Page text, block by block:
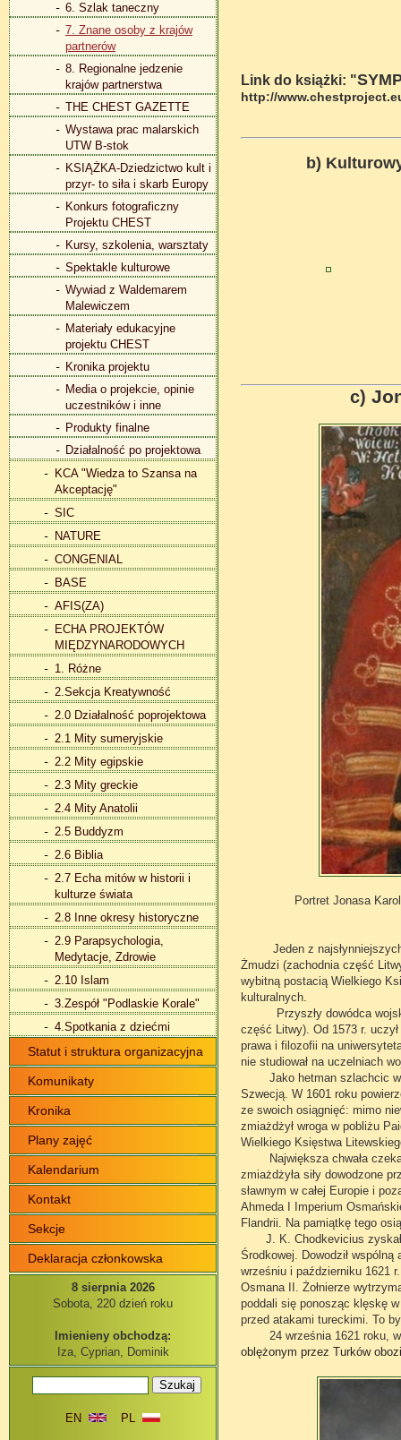
6. Szlak taneczny
7. Znane osoby z krajów
partnerów
8. Regionalne jedzenie
krajów partnerstwa
THE CHEST GAZETTE
Wystawa prac malarskich
UTW B-stok
KSIĄŻKA-Dziedzictwo kult i
przyr- to siła i skarb Europy
Konkurs fotograficzny
Projektu CHEST
Kursy, szkolenia, warsztaty
Spektakle kulturowe
Wywiad z Waldemarem
Malewiczem
Materiały edukacyjne
projektu CHEST
Kronika projektu
Media o projekcie, opinie
uczestników i inne
Produkty finalne
Działalność po projektowa
KCA "Wiedza to Szansa na
Akceptację"
SIC
NATURE
CONGENIAL
BASE
AFIS(ZA)
ECHA PROJEKTÓW
MIĘDZYNARODOWYCH
1. Różne
2.Sekcja Kreatywność
2.0 Działalność poprojektowa
2.1 Mity sumeryjskie
2.2 Mity egipskie
2.3 Mity greckie
2.4 Mity Anatolii
2.5 Buddyzm
2.6 Biblia
2.7 Echa mitów w historii i
kulturze świata
2.8 Inne okresy historyczne
2.9 Parapsychologia,
Medytacje, Zdrowie
2.10 Islam
3.Zespół "Podlaskie Korale"
4.Spotkania z dziećmi
Statut i struktura organizacyjna
Komunikaty
Kronika
Plany zajęć
Kalendarium
Kontakt
Sekcje
Deklaracja członkowska
8 sierpnia 2026
Sobota, 220 dzień roku
Imienieny obchodzą:
Iza, Cyprian, Dominik
EN PL
Link do książki: "
http://
b)
c)
Portret Jonasa
Jeden z najsłynniejszych
Żmudzi (zachodnia część
wybitną postacią Wielkiego
kulturalnych.
Przyszły dowódca
część Litwy). Od 1573 r.
prawa i filozofii na
nie studiował na uczelniach
Jako hetman szlachcic
Szwecją. W 1601 roku
ze swoich osiągnięć: mimo
zmiażdżył wroga w pobliżu
Wielkiego Księstwa
Największa chwała
zmiażdżyła siły dowodzone
sławnym w całej Europie i
Ahmeda I Imperium
Flandrii. Na pamiątkę tego
J. K. Chodkevicius zyskał
Środkowej. Dowodził
wrześniu i październiku 1621
Osmana II. Żołnierze
poddali się ponosząc klęskę
przed atakami tureckimi. To
24 września 1621 roku, w
oblężonym przez Turków